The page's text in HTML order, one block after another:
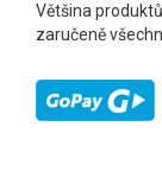
Většina
zaručeně